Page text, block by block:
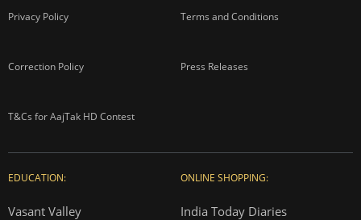
Privacy Policy Terms and Conditions
Correction Policy Press Releases
T&Cs for AajTak HD Contest
EDUCATION:
Vasant Valley
ONLINE SHOPPING:
India Today Diaries